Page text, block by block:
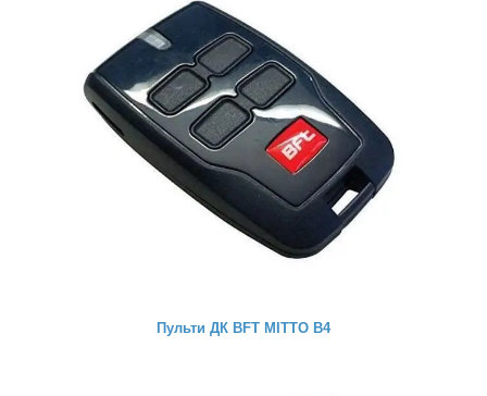
Пульти ДК BFT MITTO B4